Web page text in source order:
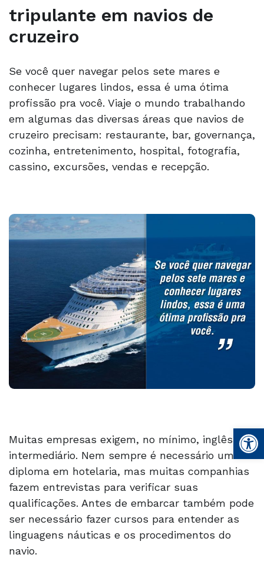
Abrir
tripulante em navios de
cruzeiro
Se você quer navegar pelos sete mares e
conhecer lugares lindos, essa é uma ótima
profissão pra você. Viaje o mundo trabalhando
em algumas das diversas áreas que navios de
cruzeiro precisam: restaurante, bar, governança,
cozinha, entretenimento, hospital, fotografia,
cassino, excursões, vendas e recepção.
Muitas empresas exigem, no mínimo, inglês
intermediário. Nem sempre é necessário um
diploma em hotelaria, mas muitas companhias
fazem entrevistas para verificar suas
qualificações. Antes de embarcar também pode
ser necessário fazer cursos para entender as
linguagens náuticas e os procedimentos do
navio.